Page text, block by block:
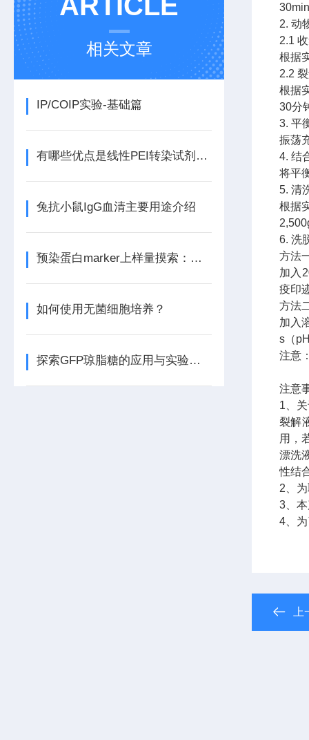
相关文章
IP/COIP实验-基础篇
有哪些优点是线性PEI转染试剂所不具备的呢？
兔抗小鼠IgG血清主要用途介绍
预染蛋白marker上样量摸索：太少看不清，太多拖尾怎么办？
如何使用无菌细胞培养？
探索GFP琼脂糖的应用与实验价值
2. 动
2.1
根据
2.2
根据
30分
3. 平
振荡
4. 结
将平
5. 清
根据
6. 洗
方法
加入
疫印
方法
加入
s（
注意
注意
1、
裂解
用，
漂洗
性结
2、
3、
4、